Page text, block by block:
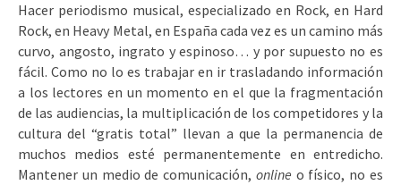
Hacer periodismo musical, especializado en Rock, en Hard
Rock, en Heavy Metal, en España cada vez es un camino más
curvo, angosto, ingrato y espinoso… y por supuesto no es
fácil. Como no lo es trabajar en ir trasladando información
a los lectores en un momento en el que la fragmentación
de las audiencias, la multiplicación de los competidores y la
cultura del “gratis total” llevan a que la permanencia de
muchos medios esté permanentemente en entredicho.
Mantener un medio de comunicación, online o físico, no es